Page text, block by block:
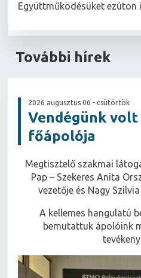
Együttműködésüket ezúton
További hírek
2026 augusztus 06 - csütörtök
Vendégünk
főápolója
Megtisztelő szakmai
Pap – Szekeres Anita
vezetője és Nagy
A kellemes hangulatú
bemutattuk ápolóink